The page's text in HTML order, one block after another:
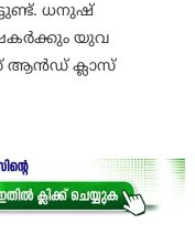
ധനുഷ്
യുവ
ആൻഡ് ക്ലാസ്